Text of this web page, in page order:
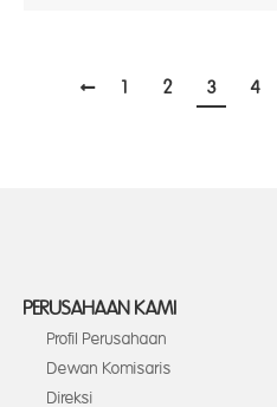
1 2 3 4
PERUSAHAAN KAMI
Profil Perusahaan
Dewan Komisaris
Direksi